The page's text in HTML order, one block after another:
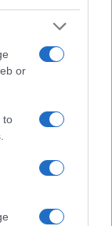
or
to
tende a
a
diventare